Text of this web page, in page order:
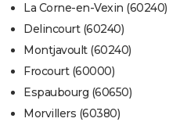
La Corne-en-Vexin (60240)
Delincourt (60240)
Montjavoult (60240)
Frocourt (60000)
Espaubourg (60650)
Morvillers (60380)